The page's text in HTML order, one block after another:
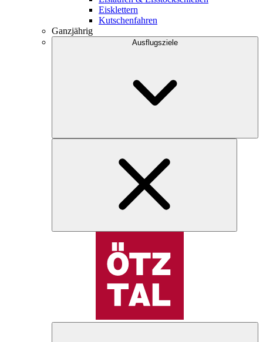
Eisklettern
Kutschenfahren
Ganzjährig
Ausflugsziele